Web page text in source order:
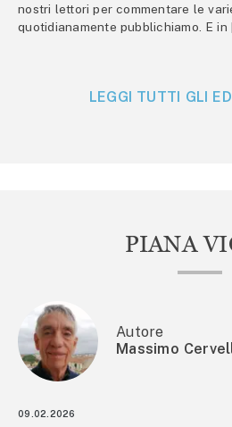
nostri lettori per commentare le
quotidianamente pubblichiamo. E in
LEGGI TUTTI GLI
PIANA
Autore
Massimo
09.02.2026